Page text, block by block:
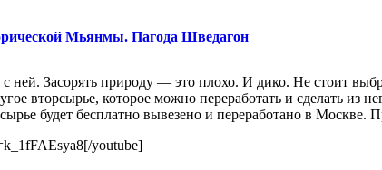
Мьянмы. Пагода Шведагон
ней. Засорять природу — это плохо. И дико. Не стоит
вторсырье, которое можно переработать и сделать из
будет бесплатно вывезено и переработано в Москве.
youtube]